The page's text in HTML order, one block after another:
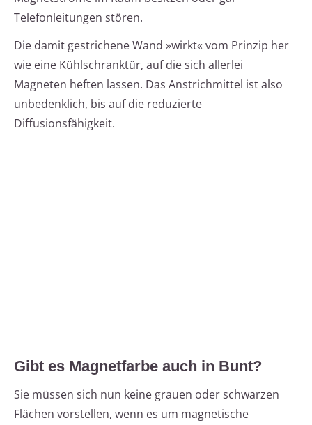
Telefonleitungen stören.
Die damit gestrichene Wand »wirkt« vom Prinzip her
wie eine Kühlschranktür, auf die sich allerlei
Magneten heften lassen. Das Anstrichmittel ist also
unbedenklich, bis auf die reduzierte
Diffusionsfähigkeit.
Gibt es Magnetfarbe auch in Bunt?
Sie müssen sich nun keine grauen oder schwarzen
Flächen vorstellen, wenn es um magnetische